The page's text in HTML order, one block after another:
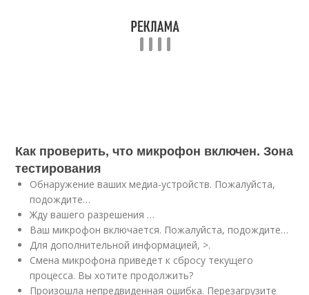
Как проверить, что микрофон включен. Зона
тестирования
Обнаружение ваших медиа-устройств. Пожалуйста,
подождите…
Жду вашего разрешения …
Ваш микрофон включается. Пожалуйста, подождите…
Для дополнительной информацией, >.
Смена микрофона приведет к сбросу текущего
процесса. Вы хотите продолжить?
Произошла непредвиденная ошибка. Перезагрузите